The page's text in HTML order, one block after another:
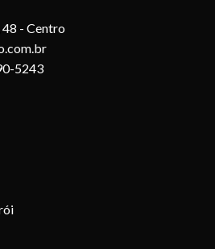
48 - Centro
5243